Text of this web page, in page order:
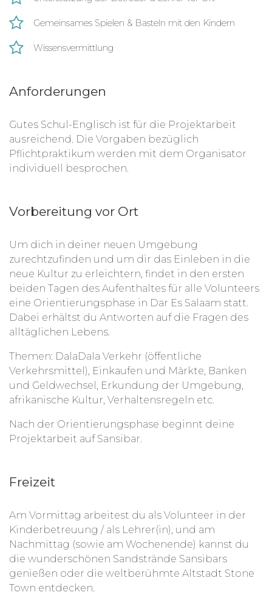
Gemeinsames Spielen & Basteln mit den Kindern
Wissensvermittlung
Anforderungen
Gutes Schul-Englisch ist für die Projektarbeit
ausreichend. Die Vorgaben bezüglich
Pflichtpraktikum werden mit dem Organisator
individuell besprochen.
Vorbereitung vor Ort
Um dich in deiner neuen Umgebung
zurechtzufinden und um dir das Einleben in die
neue Kultur zu erleichtern, findet in den ersten
beiden Tagen des Aufenthaltes für alle Volunteers
eine Orientierungsphase in Dar Es Salaam statt.
Dabei erhältst du Antworten auf die Fragen des
alltäglichen Lebens.
Themen: DalaDala Verkehr (öffentliche
Verkehrsmittel), Einkaufen und Märkte, Banken
und Geldwechsel, Erkundung der Umgebung,
afrikanische Kultur, Verhaltensregeln etc.
Nach der Orientierungsphase beginnt deine
Projektarbeit auf Sansibar.
Freizeit
Am Vormittag arbeitest du als Volunteer in der
Kinderbetreuung / als Lehrer(in), und am
Nachmittag (sowie am Wochenende) kannst du
die wunderschönen Sandstrände Sansibars
genießen oder die weltberühmte Altstadt Stone
Town entdecken.